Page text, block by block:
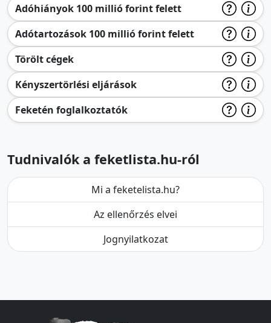
Adóhiányok 100 millió forint felett
Adótartozások 100 millió forint felett
Törölt cégek
Kényszertörlési eljárások
Feketén foglalkoztatók
Tudnivalók a feketlista.hu-ról
Mi a feketelista.hu?
Az ellenőrzés elvei
Jognyilatkozat